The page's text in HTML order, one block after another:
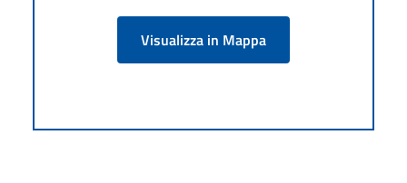
Visualizza in Mappa